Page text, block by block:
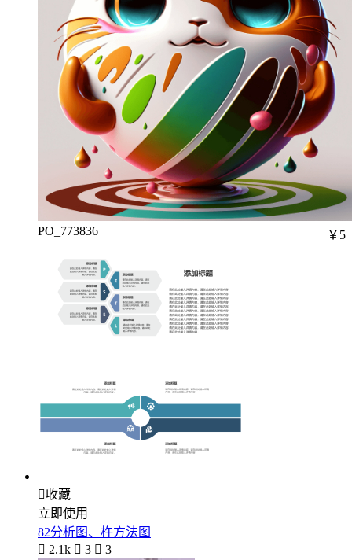
PO_773836 ￥5
收藏
立即使用
82分析图、杵方法图
 2.1k  3  3